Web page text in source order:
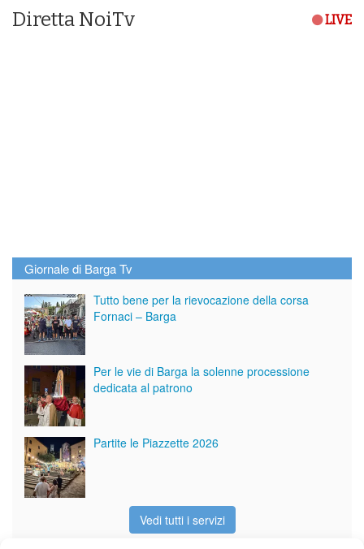
Diretta NoiTv LIVE
Giornale di Barga Tv
Tutto bene per la rievocazione della corsa
Fornaci – Barga
Per le vie di Barga la solenne processione
dedicata al patrono
Partite le Piazzette 2026
Vedi tutti i servizi